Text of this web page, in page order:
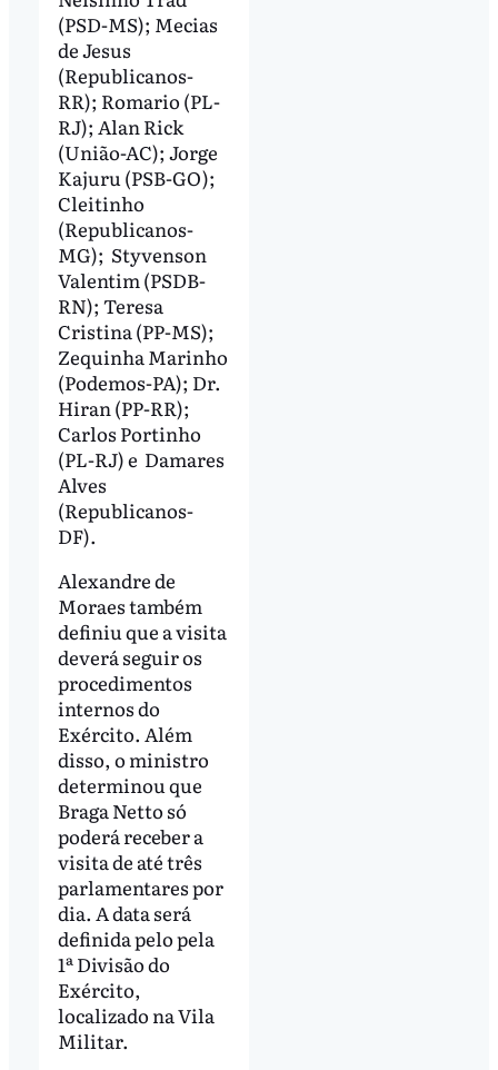
(PSD-MS); Mecias
de Jesus
(Republicanos-
RR); Romario (PL-
RJ); Alan Rick
(União-AC); Jorge
Kajuru (PSB-GO);
Cleitinho
(Republicanos-
MG); Styvenson
Valentim (PSDB-
RN); Teresa
Cristina (PP-MS);
Zequinha Marinho
(Podemos-PA); Dr.
Hiran (PP-RR);
Carlos Portinho
(PL-RJ) e Damares
Alves
(Republicanos-
DF).
Alexandre de
Moraes também
definiu que a visita
deverá seguir os
procedimentos
internos do
Exército. Além
disso, o ministro
determinou que
Braga Netto só
poderá receber a
visita de até três
parlamentares por
dia. A data será
definida pelo pela
1ª Divisão do
Exército,
localizado na Vila
Militar.